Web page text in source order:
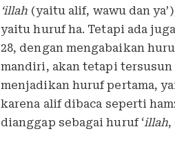
‘illah (yaitu alif, wawu dan
yaitu huruf ha. Tetapi ada
28, dengan mengabaikan
mandiri, akan tetapi tersusun
menjadikan huruf pertama,
karena alif dibaca seperti
dianggap sebagai huruf ‘illah,